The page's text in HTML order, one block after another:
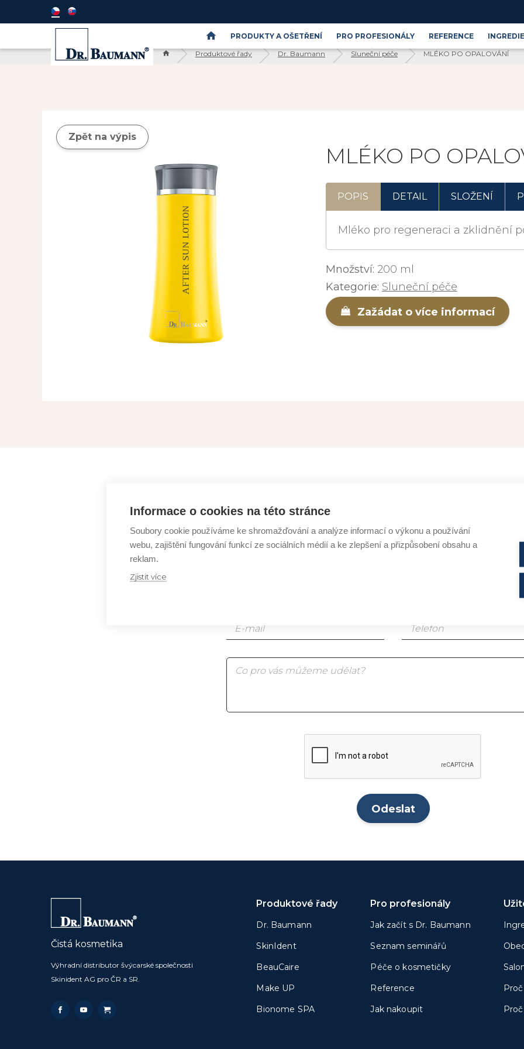
PRODUKTY A OŠETŘENÍ PRO PROFESIONÁLY REFERENCE
Produktové řady Dr. Baumann Sluneční péče MLÉKO PO OPALOVÁNÍ
Zpět na výpis
MLÉKO PO
POPIS DETAIL SLOŽENÍ
Mléko pro regeneraci a zklidnění
Množství: 200 ml
Kategorie: Sluneční péče
Zažádat o více informací
Jsem koncový zákazník
Čistá kosmetika
Výhradní distributor švýcarské společnosti
Skinident AG pro ČR a SR.
Produktové řady
Dr. Baumann
SkinIdent
BeauCaire
Make UP
Bionome SPA
Pro profesionály
Jak začít s Dr. Baumann
Seznam seminářů
Péče o kosmetičky
Reference
Jak nakoupit
Informace o cookies na této stránce
Soubory cookie používáme ke shromažďování a analýze informací o výkonu a používání
webu, zajištění fungování funkcí ze sociálních médií a ke zlepšení a přizpůsobení obsahu a
reklam.
Zjistit více